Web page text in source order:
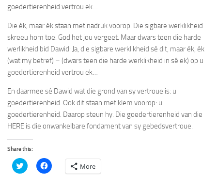
goedertierenheid vertrou ek…
Die ék, maar ékstaan met nadruk voorop. Die sigbare werklikheid
skreeu hom toe: God het jou vergeet. Maar dwars teen die harde
werlikheid bid Dawid: Ja, die sigbare werklikheid sê dit, maar ék, ék
(wat my betref) – (dwars teen die harde werklikheid in sê ek) op u
goedertierenheid vertrou ek…
En daarmee sê Dawid wat die grond van sy vertroue is: u
goedertierenheid. Ook dit staan met klem voorop: u
goedertierenheid. Daarop steun hy. Die goedertierenheid van die
HERE is die onwankelbare fondament van sy gebedsvertroue.
Share this:
Click
to
Click
to More